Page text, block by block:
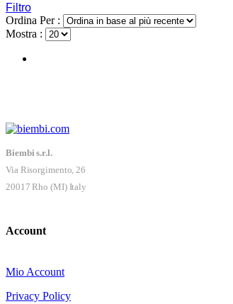
Filtro
Ordina Per :
Mostra :
Biembi s.r.l.
Via Risorgimento, 26
20017 Rho (MI) Italy
Account
Mio Account
Privacy Policy